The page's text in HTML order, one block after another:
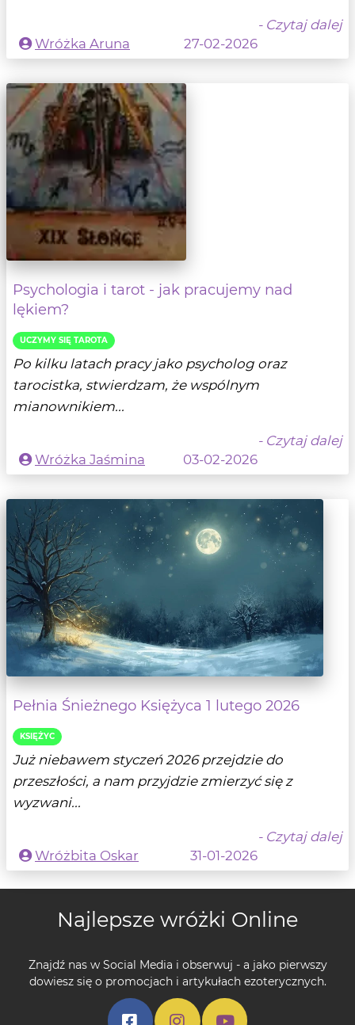
- Czytaj dalej
Wróżka Aruna
27-02-2026
Psychologia i tarot - jak pracujemy nad
lękiem?
UCZYMY SIĘ TAROTA
Po kilku latach pracy jako psycholog oraz
tarocistka, stwierdzam, że wspólnym
mianownikiem...
- Czytaj dalej
Wróżka Jaśmina
03-02-2026
Pełnia Śnieżnego Księżyca 1 lutego 2026
KSIĘŻYC
Już niebawem styczeń 2026 przejdzie do
przeszłości, a nam przyjdzie zmierzyć się z
wyzwani...
- Czytaj dalej
Wróżbita Oskar
31-01-2026
Najlepsze wróżki Online
Znajdź nas w Social Media i obserwuj - a jako pierwszy
dowiesz się o promocjach i artykułach ezoterycznych.